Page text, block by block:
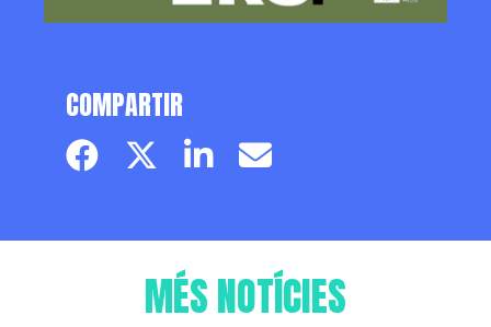
COMPARTIR
Facebook pageTwitter page
LinkedinEmail
MÉS NOTÍCIES